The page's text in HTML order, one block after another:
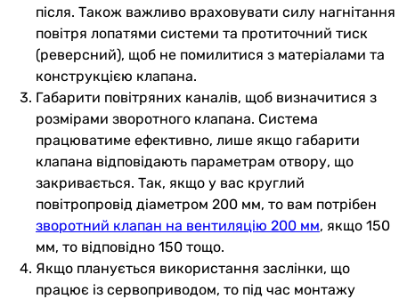
після. Також важливо враховувати силу нагнітання
повітря лопатями системи та протиточний тиск
(реверсний), щоб не помилитися з матеріалами та
конструкцією клапана.
Габарити повітряних каналів, щоб визначитися з
розмірами зворотного клапана. Система
працюватиме ефективно, лише якщо габарити
клапана відповідають параметрам отвору, що
закривається. Так, якщо у вас круглий
повітропровід діаметром 200 мм, то вам потрібен
зворотний клапан на вентиляцію 200 мм, якщо 150
мм, то відповідно 150 тощо.
Якщо планується використання заслінки, що
працює із сервоприводом, то під час монтажу